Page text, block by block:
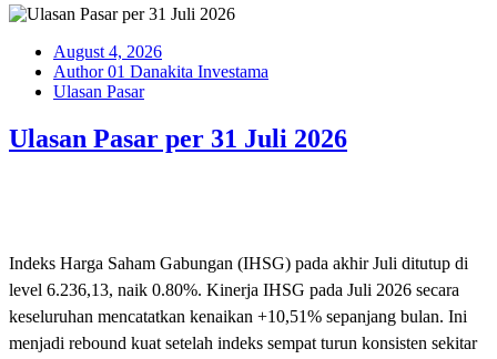
August 4, 2026
Author 01 Danakita Investama
Ulasan Pasar
Ulasan Pasar per 31 Juli 2026
Indeks Harga Saham Gabungan (IHSG) pada akhir Juli ditutup di
level 6.236,13, naik 0.80%. Kinerja IHSG pada Juli 2026 secara
keseluruhan mencatatkan kenaikan +10,51% sepanjang bulan. Ini
menjadi rebound kuat setelah indeks sempat turun konsisten sekitar